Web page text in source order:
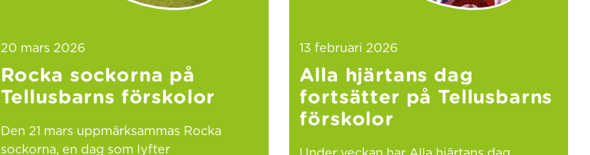
20 mars 2026
Rocka sockorna på
Tellusbarns förskolor
Den 21 mars uppmärksammas Rocka
sockorna, en dag som lyfter
13 februari 2026
Alla hjärtans dag
fortsätter på Tellusbarns
förskolor